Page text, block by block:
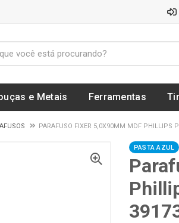
e Metais Ferramentas
PARAFUSO FIXER 5,0X90MM MDF PHILLIPS
PASTA AZUL